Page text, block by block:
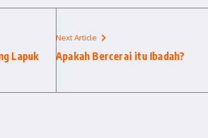
Lapuk
Next Article
Apakah Bercerai itu Ibadah?